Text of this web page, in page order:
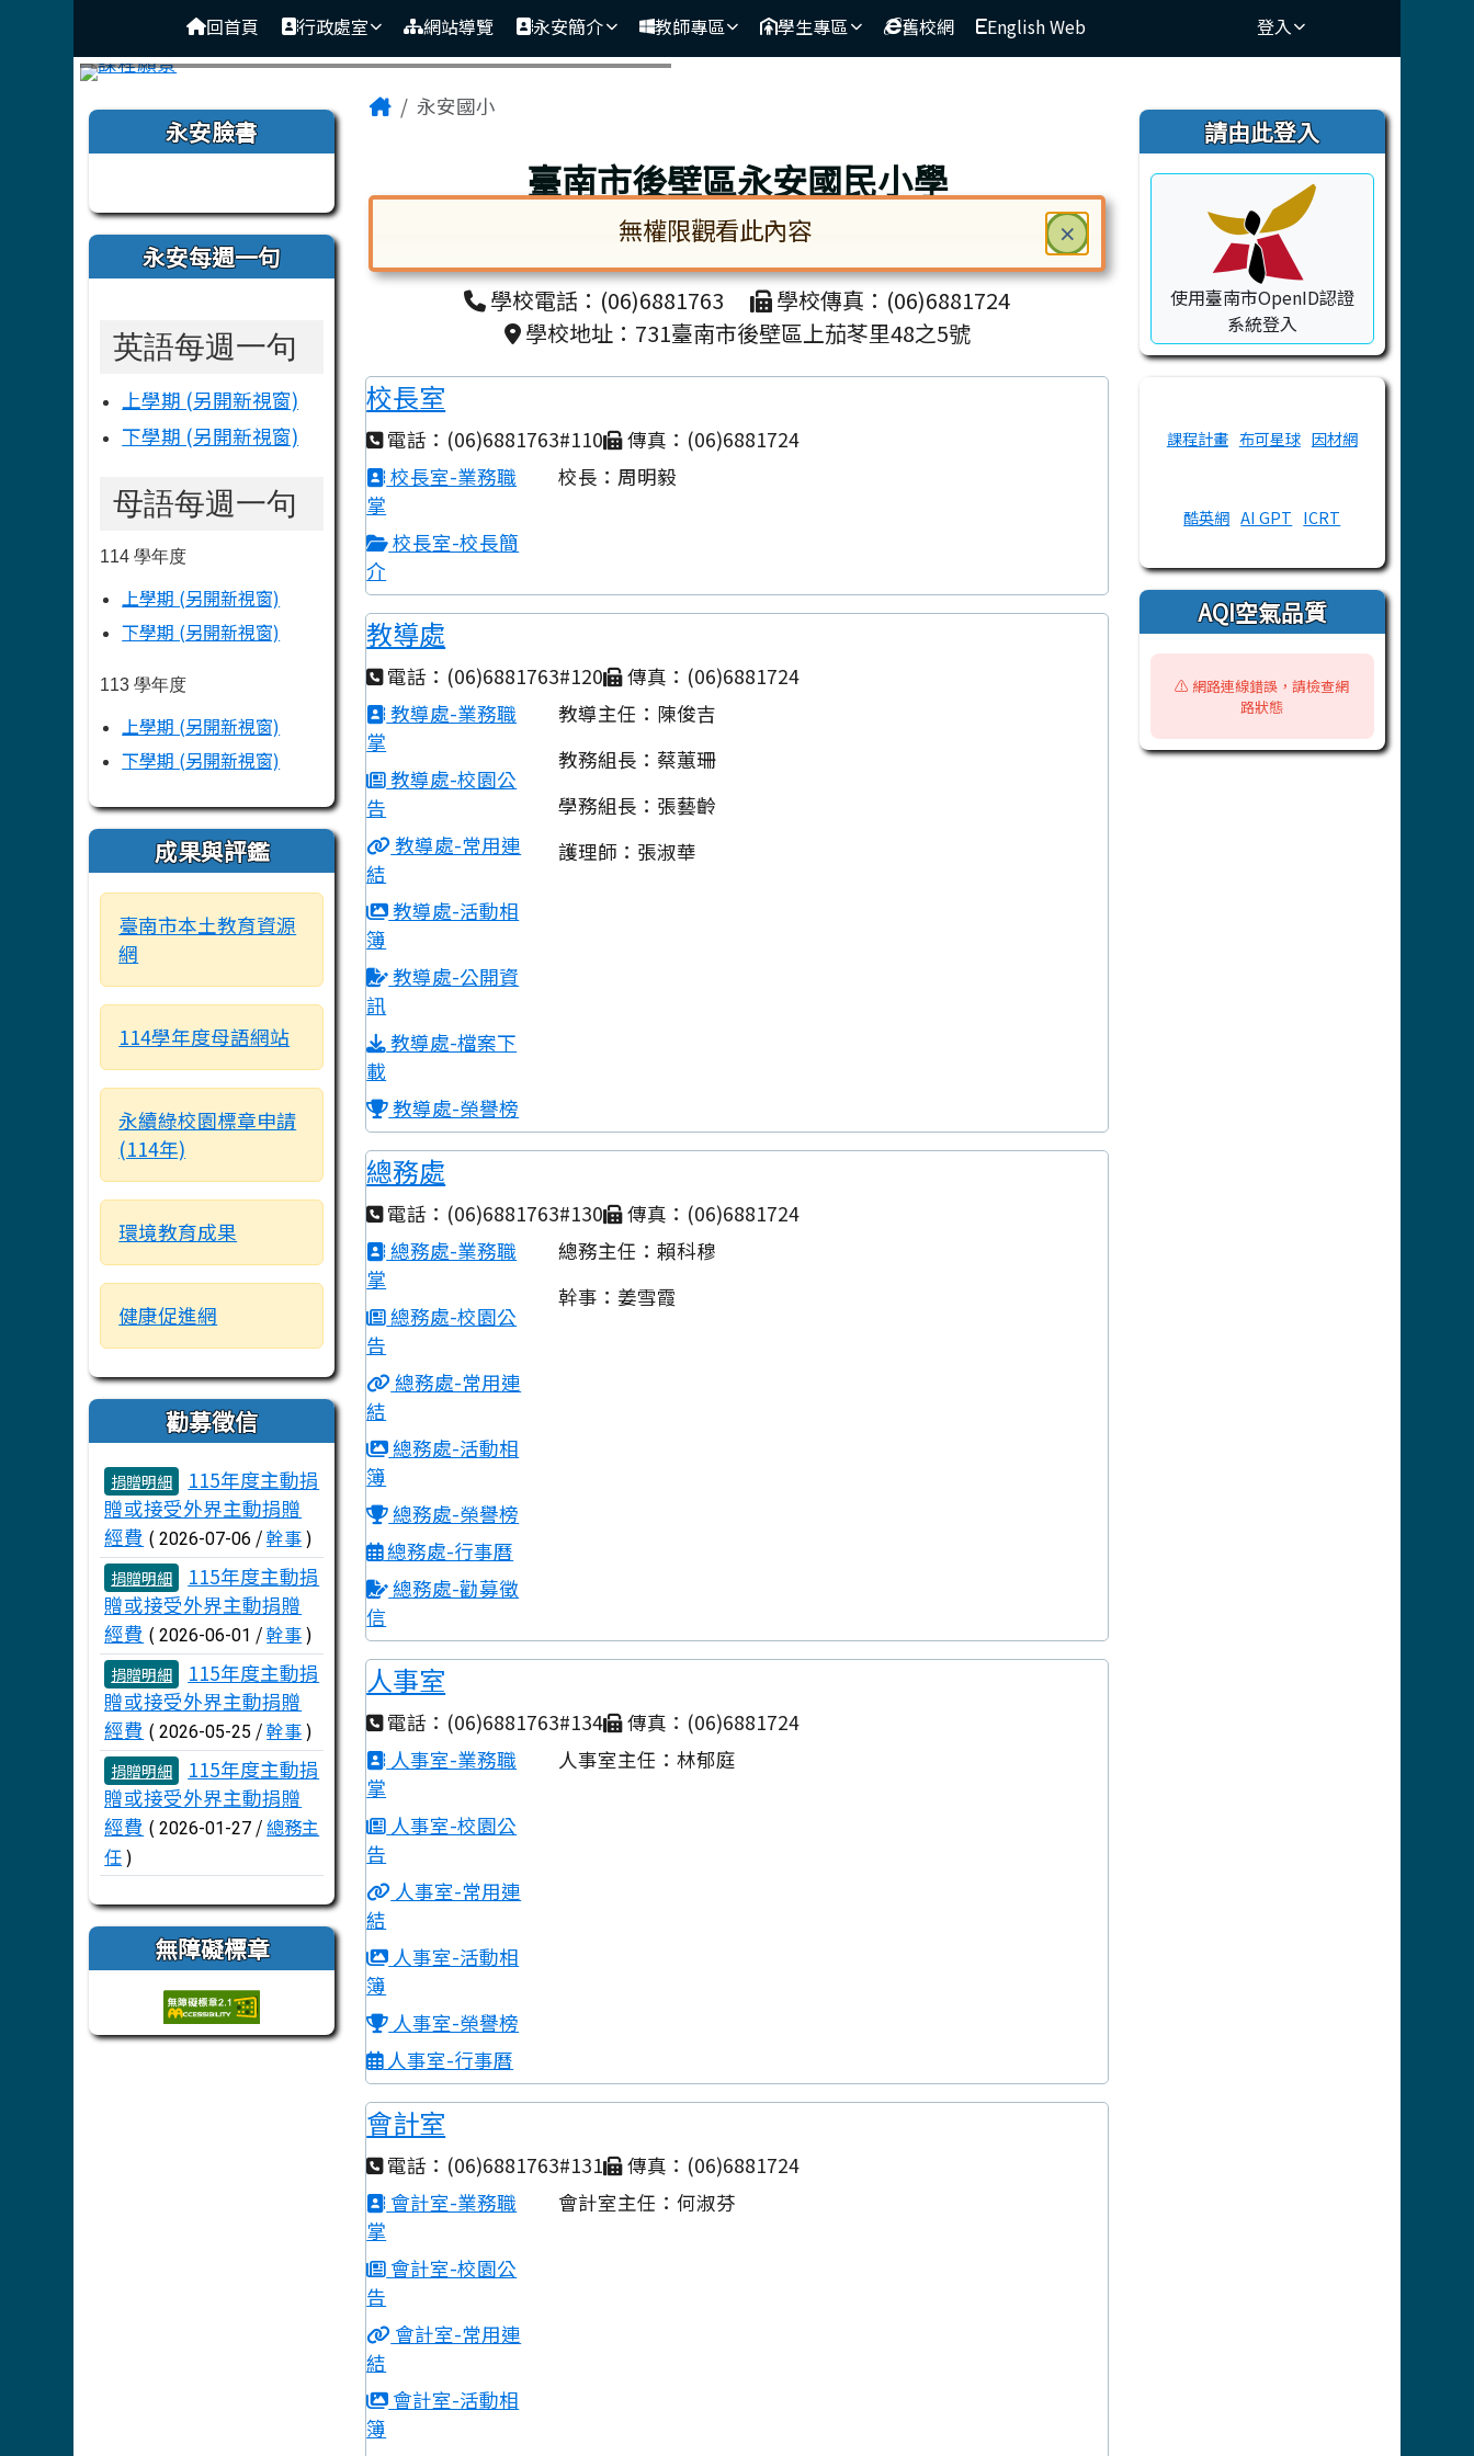
臺南市後壁區永安國小
回首頁 行政處室 網站導覽 永安簡介 教師專區 學生專區 舊校網 English Web 登入
⏸
左邊區域內容
永安臉書
永安每週一句
英語每週一句
上學期 (另開新視窗)
下學期 (另開新視窗)
母語每週一句
114 學年度
上學期 (另開新視窗)
下學期 (另開新視窗)
113 學年度
上學期 (另開新視窗)
下學期 (另開新視窗)
成果與評鑑
臺南市本土教育資源
網
114學年度母語網站
永續綠校園標章申請
(114年)
環境教育成果
健康促進網
勸募徵信
文章列表
捐贈明細
115年度主動捐
贈或接受外界主動捐贈
經費 ( 2026-07-06 /幹事)
捐贈明細
115年度主動捐
贈或接受外界主動捐贈
經費 ( 2026-06-01 /幹事)
捐贈明細
115年度主動捐
贈或接受外界主動捐贈
經費 ( 2026-05-25 /幹事)
捐贈明細
115年度主動捐
贈或接受外界主動捐贈
經費 ( 2026-01-27 /總務主
任)
無障礙標章
主內容區域
Home永安國小
臺南市後壁區永安國民小學
Tainan Municipal Houbi District Yong-an Elementary School
學校電話：(06)6881763
學校傳真：(06)6881724
學校地址：731臺南市後壁區上茄苳里48之5號
校長室
電話：(06)6881763#110
傳真：(06)6881724
校長室-業務職
掌
校長室-校長簡
介
校長：周明毅
教導處
電話：(06)6881763#120
傳真：(06)6881724
教導處-業務職
掌
教導處-校園公
告
教導處-常用連
結
教導處-活動相
簿
教導處-公開資
訊
教導處-檔案下
載
教導處-榮譽榜
教導主任：陳俊吉
教務組長：蔡蕙珊
學務組長：張藝齡
護理師：張淑華
總務處
電話：(06)6881763#130
傳真：(06)6881724
總務處-業務職
掌
總務處-校園公
告
總務處-常用連
結
總務處-活動相
簿
總務處-榮譽榜
總務處-行事曆
總務處-勸募徵
信
總務主任：賴科穆
幹事：姜雪霞
人事室
電話：(06)6881763#134
傳真：(06)6881724
人事室-業務職
掌
人事室-校園公
告
人事室-常用連
結
人事室-活動相
簿
人事室-榮譽榜
人事室-行事曆
人事室主任：林郁庭
會計室
電話：(06)6881763#131
傳真：(06)6881724
會計室-業務職
掌
會計室-校園公
告
會計室-常用連
結
會計室-活動相
簿
會計室主任：何淑芬
右邊區域內容
請由此登入
使用臺南市OpenID認證
系統登入
課程計畫 布可星球 因材網
酷英網 AI GPT ICRT
AQI空氣品質
⚠️ 網路連線錯誤，請檢查網
路狀態
頁尾區域
× 關閉
無權限觀看此內容
對話框已開啟。請使用 Tab 鍵在選項間移動焦點。按下 Enter 鍵或空白鍵確認，按下 Escape 鍵關閉